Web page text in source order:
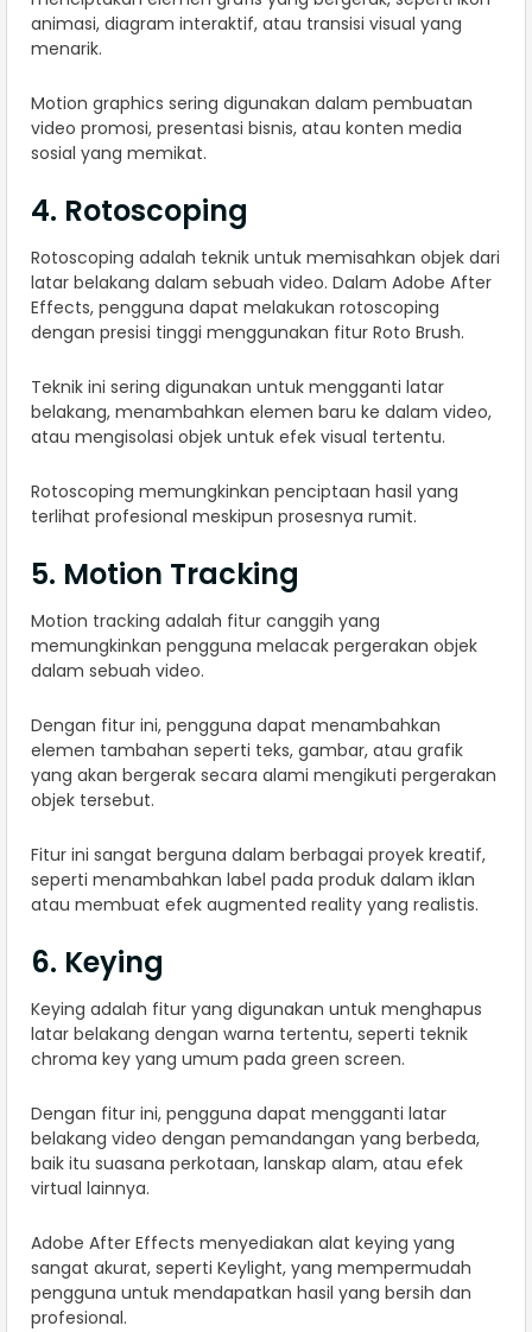
animasi, diagram interaktif, atau transisi visual yang
menarik.
Motion graphics sering digunakan dalam pembuatan
video promosi, presentasi bisnis, atau konten media
sosial yang memikat.
4. Rotoscoping
Rotoscoping adalah teknik untuk memisahkan objek dari
latar belakang dalam sebuah video. Dalam Adobe After
Effects, pengguna dapat melakukan rotoscoping
dengan presisi tinggi menggunakan fitur Roto Brush.
Teknik ini sering digunakan untuk mengganti latar
belakang, menambahkan elemen baru ke dalam video,
atau mengisolasi objek untuk efek visual tertentu.
Rotoscoping memungkinkan penciptaan hasil yang
terlihat profesional meskipun prosesnya rumit.
5. Motion Tracking
Motion tracking adalah fitur canggih yang
memungkinkan pengguna melacak pergerakan objek
dalam sebuah video.
Dengan fitur ini, pengguna dapat menambahkan
elemen tambahan seperti teks, gambar, atau grafik
yang akan bergerak secara alami mengikuti pergerakan
objek tersebut.
Fitur ini sangat berguna dalam berbagai proyek kreatif,
seperti menambahkan label pada produk dalam iklan
atau membuat efek augmented reality yang realistis.
6. Keying
Keying adalah fitur yang digunakan untuk menghapus
latar belakang dengan warna tertentu, seperti teknik
chroma key yang umum pada green screen.
Dengan fitur ini, pengguna dapat mengganti latar
belakang video dengan pemandangan yang berbeda,
baik itu suasana perkotaan, lanskap alam, atau efek
virtual lainnya.
Adobe After Effects menyediakan alat keying yang
sangat akurat, seperti Keylight, yang mempermudah
pengguna untuk mendapatkan hasil yang bersih dan
profesional.